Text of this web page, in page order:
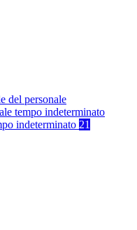
del personale
tempo indeterminato
indeterminato 21